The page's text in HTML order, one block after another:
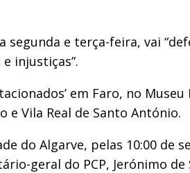
e terça-feira, vai
injustiças”.
em Faro, no
e Vila Real de Santo António.
do Algarve, pelas 10:00 de
geral do PCP, Jerónimo de